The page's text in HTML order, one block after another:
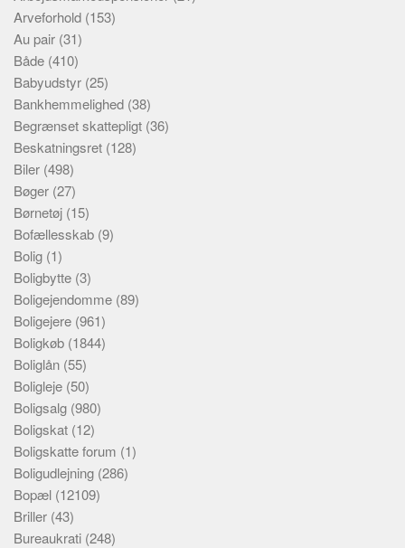
Arveforhold (153)
Au pair (31)
Både (410)
Babyudstyr (25)
Bankhemmelighed (38)
Begrænset skattepligt (36)
Beskatningsret (128)
Biler (498)
Bøger (27)
Børnetøj (15)
Bofællesskab (9)
Bolig (1)
Boligbytte (3)
Boligejendomme (89)
Boligejere (961)
Boligkøb (1844)
Boliglån (55)
Boligleje (50)
Boligsalg (980)
Boligskat (12)
Boligskatte forum (1)
Boligudlejning (286)
Bopæl (12109)
Briller (43)
Bureaukrati (248)